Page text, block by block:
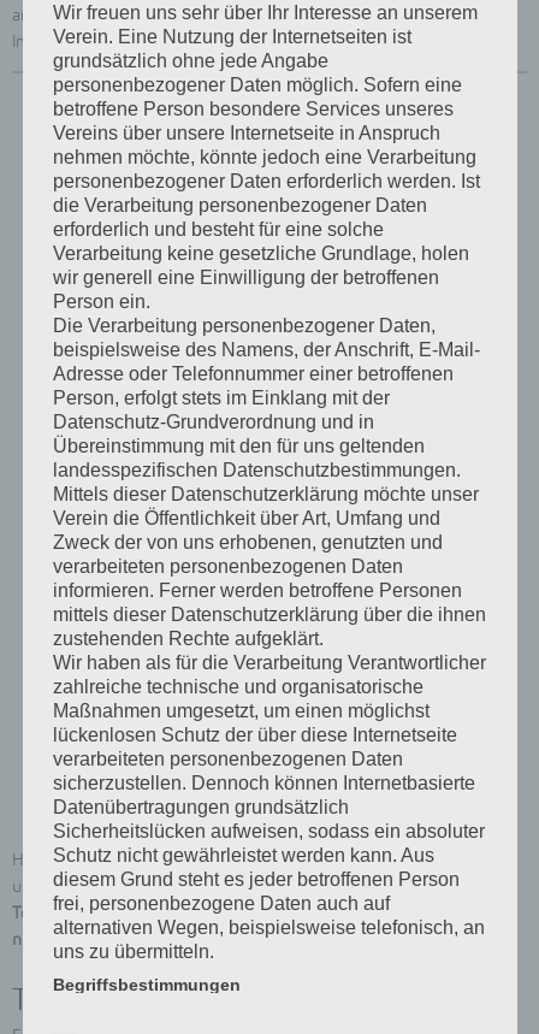
am 30.08.2026 von 7.00 – 10.00 Uhr
Info: 0171 3602965 (Zfrd. Dietze)
Hier können Termine für Vogelbörsen, Ausstellungen, Stammtische
usw. eingetragen werden.
Termine ohne genaue Angabe der Anfangs- und Endzeiten werden
nicht veröffentlicht!
Terminvorschlag VZE - Kalender
Wir freuen uns sehr über Ihr Interesse an unserem
Verein. Eine Nutzung der Internetseiten ist
grundsätzlich ohne jede Angabe
personenbezogener Daten möglich. Sofern eine
betroffene Person besondere Services unseres
Vereins über unsere Internetseite in Anspruch
nehmen möchte, könnte jedoch eine Verarbeitung
personenbezogener Daten erforderlich werden. Ist
die Verarbeitung personenbezogener Daten
erforderlich und besteht für eine solche
Verarbeitung keine gesetzliche Grundlage, holen
wir generell eine Einwilligung der betroffenen
Person ein.
Die Verarbeitung personenbezogener Daten,
beispielsweise des Namens, der Anschrift, E-Mail-
Adresse oder Telefonnummer einer betroffenen
Person, erfolgt stets im Einklang mit der
Datenschutz-Grundverordnung und in
Übereinstimmung mit den für uns geltenden
landesspezifischen Datenschutzbestimmungen.
Mittels dieser Datenschutzerklärung möchte unser
Verein die Öffentlichkeit über Art, Umfang und
Zweck der von uns erhobenen, genutzten und
verarbeiteten personenbezogenen Daten
informieren. Ferner werden betroffene Personen
mittels dieser Datenschutzerklärung über die ihnen
zustehenden Rechte aufgeklärt.
Wir haben als für die Verarbeitung Verantwortlicher
zahlreiche technische und organisatorische
Maßnahmen umgesetzt, um einen möglichst
lückenlosen Schutz der über diese Internetseite
verarbeiteten personenbezogenen Daten
sicherzustellen. Dennoch können Internetbasierte
Datenübertragungen grundsätzlich
Sicherheitslücken aufweisen, sodass ein absoluter
Schutz nicht gewährleistet werden kann. Aus
diesem Grund steht es jeder betroffenen Person
frei, personenbezogene Daten auch auf
alternativen Wegen, beispielsweise telefonisch, an
uns zu übermitteln.
Begriffsbestimmungen